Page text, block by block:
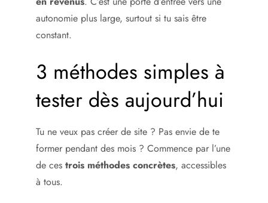
autonomie plus large, surtout si tu sais être
constant.
3 méthodes simples à
tester dès aujourd’hui
Tu ne veux pas créer de site ? Pas envie de te
former pendant des mois ? Commence par l’une
de ces trois méthodes concrètes, accessibles
à tous.